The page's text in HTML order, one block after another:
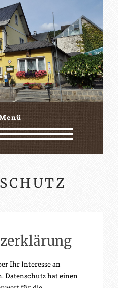
Ihr Interesse an
Datenschutz hat einen